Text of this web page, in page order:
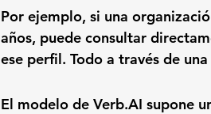
Por ejemplo, si una
años, puede consultar
ese perfil. Todo a través de
El modelo de Verb.AI supone